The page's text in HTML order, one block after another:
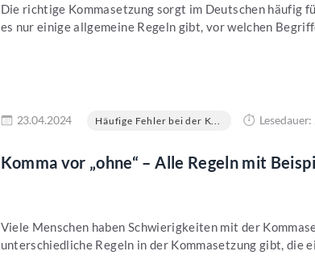
Die richtige Kommasetzung sorgt im Deutschen häufig
es nur einige allgemeine Regeln gibt, vor welchen
23.04.2024 Häufige Fehler bei der K...
Komma vor „ohne“ – Alle Regeln mit
Viele Menschen haben Schwierigkeiten mit der
unterschiedliche Regeln in der Kommasetzung gibt, die